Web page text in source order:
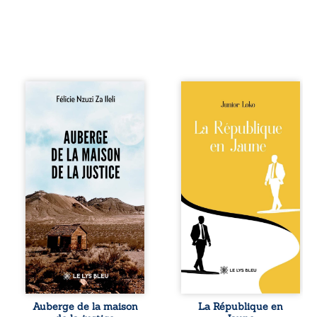
Auberge de la
récit-témoignage
consacré au
parcours
exemplaire de
Mbala Zi Nkuaku
Lema Félix.
Magistrat intègre,
fervent défenseur
des droits
humains et de
l’indépendance
judiciaire, il voit sa
carrière de trente-
quatre ans
brutalement
brisée par une
Auberge de la maison
Fédérale du
Congo, la
naissance de
jumeaux de races
différentes
bouleverse l’ordre
établi : Senior est
Noir et Junior est
Blanc, bien que
nés d’un couple de
Noirs. Très vite,
l’événement attire
les médias
internationaux et
transforme le
bébé blanc en une
emblématique
La République en